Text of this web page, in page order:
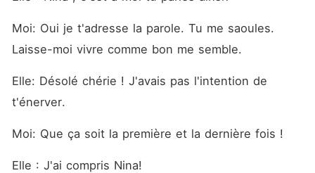
Moi: Oui je t'adresse la parole. Tu me saoules.
Laisse-moi vivre comme bon me semble.
Elle: Désolé chérie ! J'avais pas l'intention de
t'énerver.
Moi: Que ça soit la première et la dernière fois !
Elle : J'ai compris Nina!